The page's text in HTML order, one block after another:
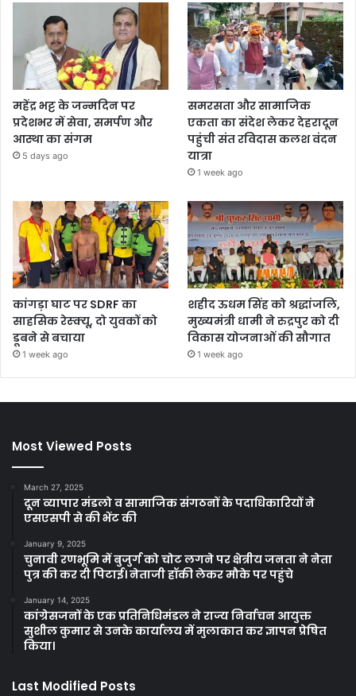
महेंद्र भट्ट के जन्मदिन पर
प्रदेशभर में सेवा, समर्पण और
आस्था का संगम
5 days ago
समरसता और सामाजिक
एकता का संदेश लेकर देहरादून
पहुंची संत रविदास कलश वंदन
यात्रा
1 week ago
कांगड़ा घाट पर SDRF का
साहसिक रेस्क्यू, दो युवकों को
डूबने से बचाया
1 week ago
शहीद ऊधम सिंह को श्रद्धांजलि,
मुख्यमंत्री धामी ने रुद्रपुर को दी
विकास योजनाओं की सौगात
1 week ago
Most Viewed Posts
March 27, 2025
दून व्यापार मंडलो व सामाजिक संगठनों के पदाधिकारियों ने
एसएसपी से की भेंट की
January 9, 2025
चुनावी रणभूमि में बुजुर्ग को चोट लगने पर क्षेत्रीय जनता ने नेता
पुत्र की कर दी पिटाई। नेताजी हॉकी लेकर मौके पर पहुंचे
January 14, 2025
कांग्रेसजनों के एक प्रतिनिधिमंडल ने राज्य निर्वाचन आयुक्त
सुशील कुमार से उनके कार्यालय में मुलाकात कर ज्ञापन प्रेषित
किया।
Last Modified Posts